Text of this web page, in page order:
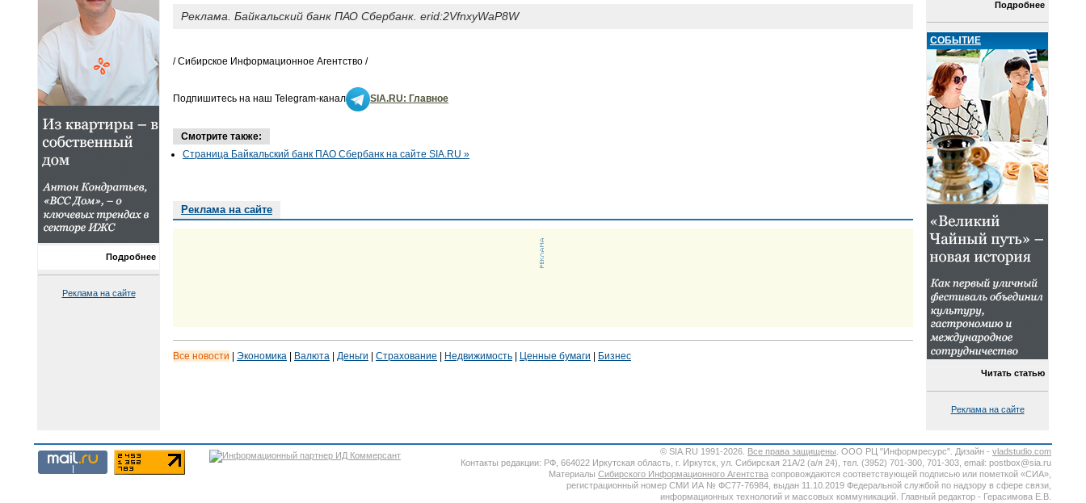
Подробнее
Реклама на сайте
Реклама. Байкальский банк ПАО Сбербанк. erid:2VfnxyWaP8W
/ Сибирское Информационное Агентство /
Подпишитесь на наш Telegram-канал SIA.RU: Главное
Смотрите также:
Страница Байкальский банк ПАО Сбербанк на сайте SIA.RU »
Реклама на сайте
Все новости | Экономика | Валюта | Деньги | Страхование | Недвижимость | Ценные бумаги | Бизнес
Подробнее
СОБЫТИЕ
Читать статью
Реклама на сайте
© SIA.RU 1991-2026. Все права защищены . ООО РЦ "Информресурс". Дизайн - vladstudio.com
Контакты редакции: РФ, 664022 Иркутская область, г. Иркутск, ул. Сибирская 21А/2 (а/я 24), тел. (3952) 701-300, 701-303, email: postbox@sia.ru
Материалы Сибирского Информационного Агентства сопровождаются соответствующей подписью или пометкой «СИА»,
регистрационный номер СМИ ИА № ФС77-76984, выдан 11.10.2019 Федеральной службой по надзору в сфере связи,
информационных технологий и массовых коммуникаций. Главный редактор - Герасимова Е.В.